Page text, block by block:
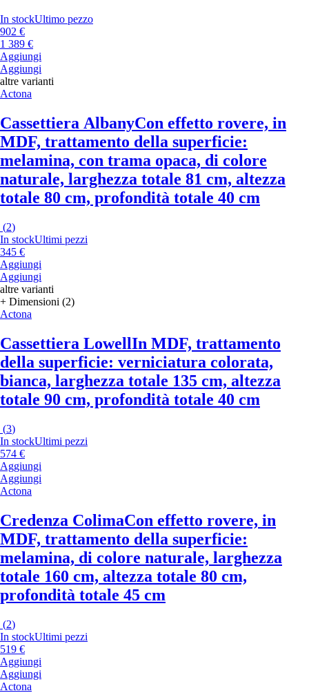
In stockUltimo pezzo
902 €
1 389 €
Aggiungi
Aggiungi
altre varianti
Actona
Cassettiera AlbanyCon effetto rovere, in
MDF, trattamento della superficie:
melamina, con trama opaca, di colore
naturale, larghezza totale 81 cm, altezza
totale 80 cm, profondità totale 40 cm
(2)
In stockUltimi pezzi
345 €
Aggiungi
Aggiungi
altre varianti
+ Dimensioni (2)
Actona
Cassettiera LowellIn MDF, trattamento
della superficie: verniciatura colorata,
bianca, larghezza totale 135 cm, altezza
totale 90 cm, profondità totale 40 cm
(3)
In stockUltimi pezzi
574 €
Aggiungi
Aggiungi
Actona
Credenza ColimaCon effetto rovere, in
MDF, trattamento della superficie:
melamina, di colore naturale, larghezza
totale 160 cm, altezza totale 80 cm,
profondità totale 45 cm
(2)
In stockUltimi pezzi
519 €
Aggiungi
Aggiungi
Actona